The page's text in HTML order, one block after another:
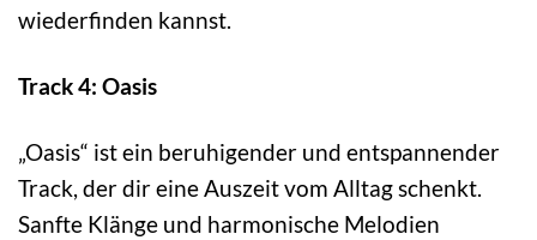
wiederfinden kannst.
Track 4: Oasis
„Oasis“ ist ein beruhigender und entspannender
Track, der dir eine Auszeit vom Alltag schenkt.
Sanfte Klänge und harmonische Melodien